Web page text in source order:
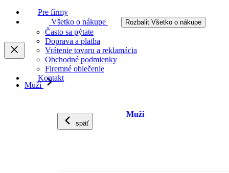
Pre firmy
Všetko o nákupe
Rozbalit Všetko o nákupe
Často sa pýtate
Doprava a platba
Vrátenie tovaru a reklamácia
Obchodné podmienky
Firemné oblečenie
Kontakt
Muži
späť
Muži